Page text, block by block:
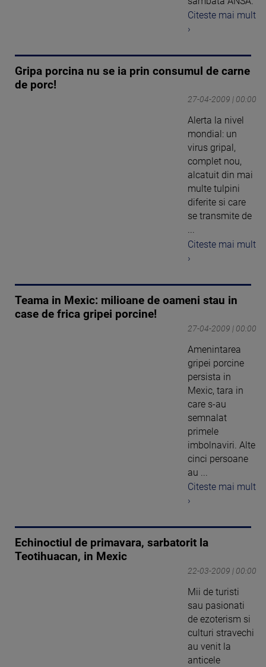
Citeste mai mult
›
Gripa porcina nu se ia prin consumul de carne
de porc!
27-04-2009 | 00:00
Alerta la nivel
mondial: un
virus gripal,
complet nou,
alcatuit din mai
multe tulpini
diferite si care
se transmite de
...
Citeste mai mult
›
Teama in Mexic: milioane de oameni stau in
case de frica gripei porcine!
27-04-2009 | 00:00
Amenintarea
gripei porcine
persista in
Mexic, tara in
care s-au
semnalat
primele
imbolnaviri. Alte
cinci persoane
au ...
Citeste mai mult
›
Echinoctiul de primavara, sarbatorit la
Teotihuacan, in Mexic
22-03-2009 | 00:00
Mii de turisti
sau pasionati
de ezoterism si
culturi stravechi
au venit la
anticele